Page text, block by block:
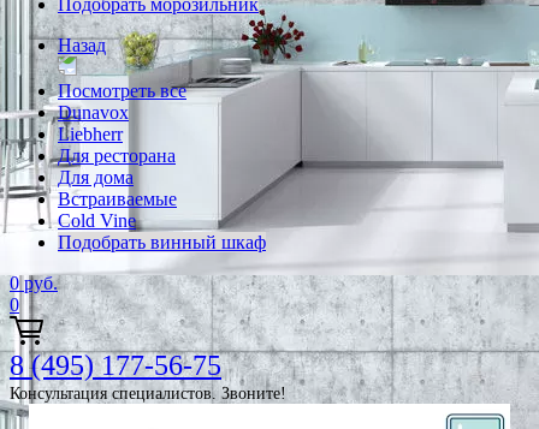
Подобрать морозильник
Назад
Посмотреть все
Dunavox
Liebherr
Для ресторана
Для дома
Встраиваемые
Cold Vine
Подобрать винный шкаф
0 руб.
0
8 (495) 177-56-75
Консультация специалистов. Звоните!